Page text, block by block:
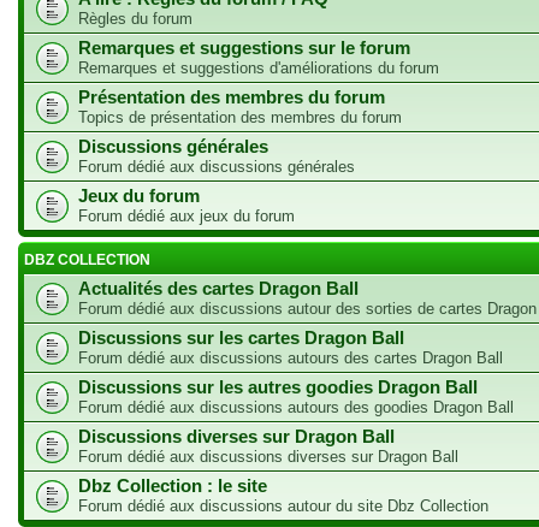
Règles du forum
Remarques et suggestions sur le forum
Remarques et suggestions d'améliorations du forum
Présentation des membres du forum
Topics de présentation des membres du forum
Discussions générales
Forum dédié aux discussions générales
Jeux du forum
Forum dédié aux jeux du forum
DBZ COLLECTION
Actualités des cartes Dragon Ball
Forum dédié aux discussions autour des sorties de cartes
Discussions sur les cartes Dragon Ball
Forum dédié aux discussions autours des cartes Dragon Ball
Discussions sur les autres goodies Dragon Ball
Forum dédié aux discussions autours des goodies Dragon Ball
Discussions diverses sur Dragon Ball
Forum dédié aux discussions diverses sur Dragon Ball
Dbz Collection : le site
Forum dédié aux discussions autour du site Dbz Collection